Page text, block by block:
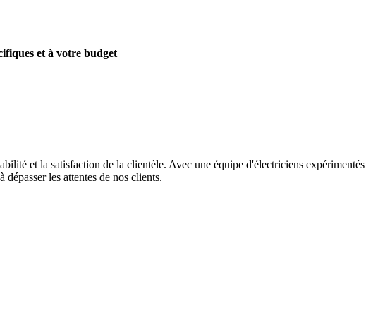
et à votre budget
et la satisfaction de la clientèle. Avec une équipe d'électriciens expérimentés
les attentes de nos clients.